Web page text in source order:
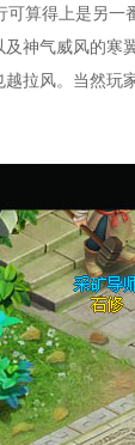
可算得上是另
神气威风的寒
拉风。当然玩